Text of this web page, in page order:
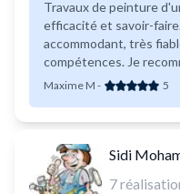
Travaux de peinture
efficacité et savoir-
accommodant, très
compétences. Je
Maxime M - 5
Sidi
7